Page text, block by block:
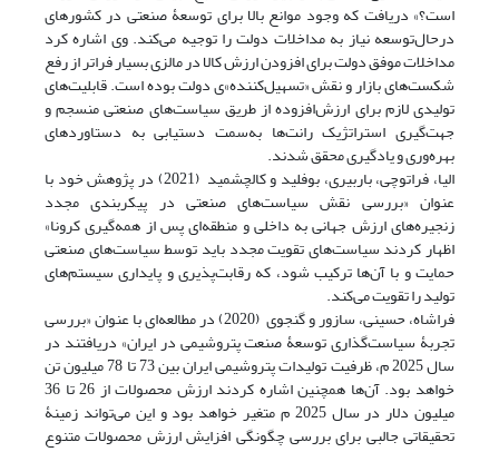
است؟» دریافت که وجود موانع بالا برای توسعۀ صنعتی در کشورهای
درحال‌توسعه نیاز به مداخلات دولت را توجیه می‌کند. وی اشاره کرد
مداخلات موفق دولت برای افزودن ارزش کالا در مالزی بسیار فراتر از رفع
شکست‌های بازار و نقش «تسهیل‌کننده»ی دولت بوده است. قابلیت‌های
تولیدی لازم برای ارزش‌افزوده از طریق سیاست‌های صنعتی منسجم و
جهت‌گیری استراتژیک رانت‌ها به‌سمت دستیابی به دستاوردهای
بهره‌وری و یادگیری محقق شدند.
الیا، فراتوچی، باربیری، بوفلید و کالچشمید (2021) در پژوهش خود با
عنوان «بررسی نقش سیاست‌های صنعتی در پیکربندی مجدد
زنجیره‌های ارزش جهانی به داخلی و منطقه‌ای پس از همه‌گیری کرونا»
اظهار کردند سیاست‌های تقویت مجدد باید توسط سیاست‌های صنعتی
حمایت‌ و با آن‌ها ترکیب شود، که رقابت‌پذیری و پایداری سیستم‌های
تولید را تقویت می‌کند.
فراشاه، حسینی، سازور و گنجوی (2020) در مطالعه‌ای با عنوان «بررسی
تجربۀ سیاست‌گذاری توسعۀ صنعت پتروشیمی در ایران» دریافتند در
سال 2025 م، ظرفیت تولیدات پتروشیمی ایران بین 73 تا 78 میلیون تن
خواهد بود. آن‌ها همچنین اشاره کردند ارزش محصولات از 26 تا 36
میلیون دلار در سال 2025 م متغیر خواهد بود و این می‌تواند زمینۀ
تحقیقاتی جالبی برای بررسی چگونگی افزایش ارزش محصولات متنوع